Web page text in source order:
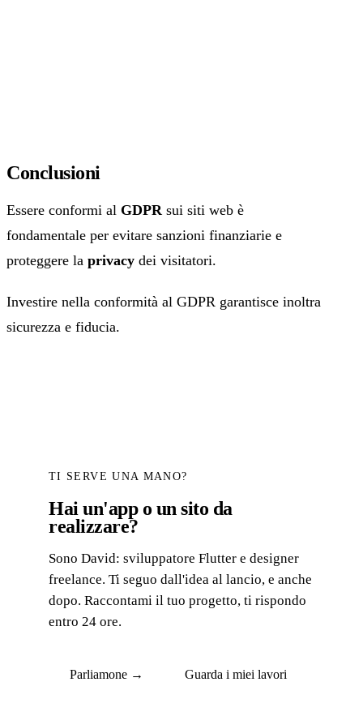
Conclusioni
Essere conformi al GDPRsui siti web è
fondamentale per evitare sanzioni finanziarie e
proteggere la privacy dei visitatori.
Investire nella conformità al GDPR garantisce inoltra
sicurezza e fiducia.
TI SERVE UNA MANO?
Hai un'app o un sito da
realizzare?
Sono David: sviluppatore Flutter e designer
freelance. Ti seguo dall'idea al lancio, e anche
dopo. Raccontami il tuo progetto, ti rispondo
entro 24 ore.
Parliamone → Guarda i miei lavori